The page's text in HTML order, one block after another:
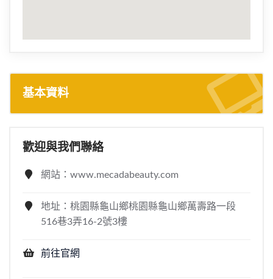
基本資料
歡迎與我們聯絡
網站：www.mecadabeauty.com
地址：桃園縣龜山鄉桃園縣龜山鄉萬壽路一段
516巷3弄16-2號3樓
前往官網